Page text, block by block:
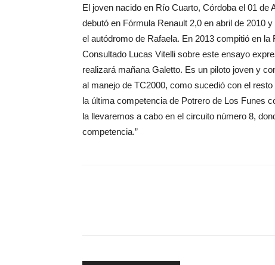
El joven nacido en Río Cuarto, Córdoba el 01 de
debutó en Fórmula Renault 2,0 en abril de 2010
el autódromo de Rafaela. En 2013 compitió en la
Consultado Lucas Vitelli sobre este ensayo
realizará mañana Galetto. Es un piloto joven y
al manejo de TC2000, como sucedió con el
la última competencia de Potrero de Los Funes
la llevaremos a cabo en el circuito número 8,
competencia.”